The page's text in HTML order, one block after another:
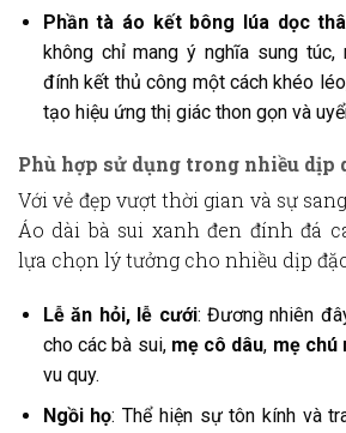
Phần tà áo kết bông lúa dọc
không chỉ mang ý nghĩa sung
đính kết thủ công một cách khéo
tạo hiệu ứng thị giác thon gọn và
Phù hợp sử dụng trong nhiều dịp
Với vẻ đẹp vượt thời gian và sự
Áo dài bà sui xanh đen đính đá
lựa chọn lý tưởng cho nhiều dịp
Lễ ăn hỏi, lễ cưới: Đương nhiên
cho các bà sui, mẹ cô dâu, mẹ chú
vu quy.
Ngồi họ: Thể hiện sự tôn kính và